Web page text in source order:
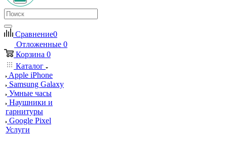
Сравнение0
Отложенные 0
Корзина 0
Каталог
Apple iPhone
Samsung Galaxy
Умные часы
Наушники и
гарнитуры
Google Pixel
Услуги